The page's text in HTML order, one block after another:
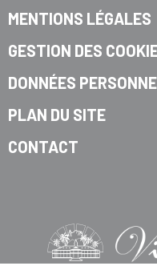
MENTIONS LÉGALES
GESTION DES
DONNÉES
PLAN DU SITE
CONTACT